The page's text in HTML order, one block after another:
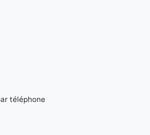
téléphone